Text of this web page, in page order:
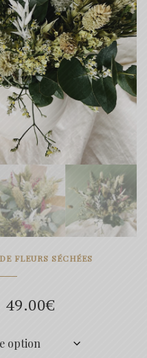
FLEURS SÉCHÉES
49.00€